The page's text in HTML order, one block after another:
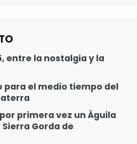
entre la nostalgia y la
para el medio tiempo del
primera vez un Águila
Gorda de